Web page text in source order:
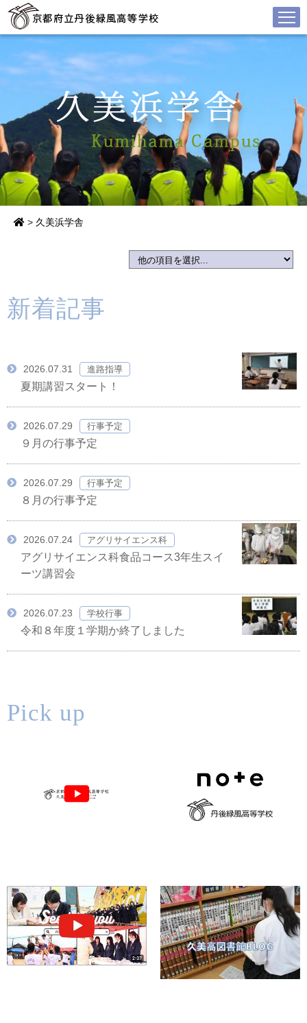
> 久美浜学舎
新着記事
2026.07.31 進路指導
夏期講習スタート！
2026.07.29 行事予定
９月の行事予定
2026.07.29 行事予定
８月の行事予定
2026.07.24 アグリサイエンス科
アグリサイエンス科食品コース3年生スイ
ーツ講習会
2026.07.23 学校行事
令和８年度１学期か終了しました
Pick up